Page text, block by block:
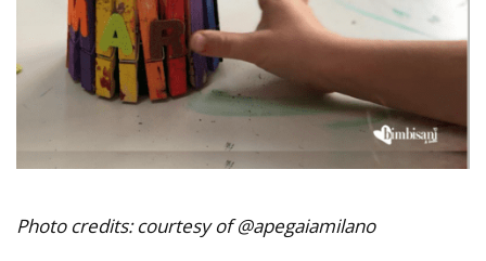
Photo credits: courtesy of @apegaiamilano